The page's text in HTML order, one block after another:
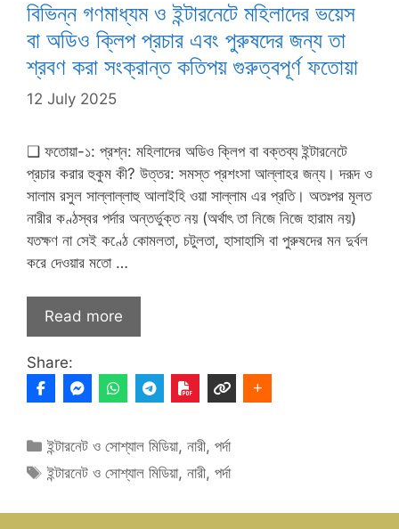
বিভিন্ন গণমাধ্যম ও ইন্টারনেটে মহিলাদের ভয়েস
বা অডিও ক্লিপ প্রচার এবং পুরুষদের জন্য তা
শ্রবণ করা সংক্রান্ত কতিপয় গুরুত্বপূর্ণ ফতোয়া
12 July 2025
❑ ফতোয়া-১: প্রশ্ন: মহিলাদের অডিও ক্লিপ বা বক্তব্য ইন্টারনেটে
প্রচার করার হুকুম কী? উত্তর: সমস্ত প্রশংসা আল্লাহর জন্য। দরূদ ও
সালাম রসুল সাল্লাল্লাহু আলাইহি ওয়া সাল্লাম এর প্রতি। অতঃপর মূলত
নারীর কণ্ঠস্বর পর্দার অন্তর্ভুক্ত নয় (অর্থাৎ তা নিজে নিজে হারাম নয়)
যতক্ষণ না সেই কণ্ঠে কোমলতা, চটুলতা, হাসাহাসি বা পুরুষদের মন দুর্বল
করে দেওয়ার মতো …
Read more
Share:
Categories
ইন্টারনেট ও সোশ্যাল মিডিয়া,নারী,পর্দা
Tags
ইন্টারনেট ও সোশ্যাল মিডিয়া,নারী,পর্দা